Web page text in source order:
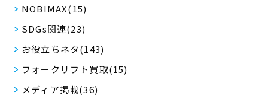
NOBIMAX(15)
SDGs関連(23)
お役立ちネタ(143)
フォークリフト買取(15)
メディア掲載(36)